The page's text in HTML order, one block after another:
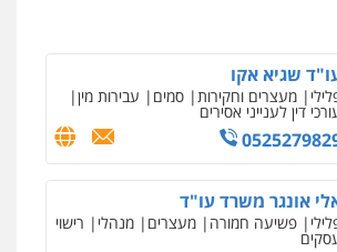
שגיא אקו
מעצרים וחקירות סמים עבירות מין
דין לענייני אסירים
אונגר משרד עו"ד
פשיעה חמורה מעצרים מנהלי רישוי